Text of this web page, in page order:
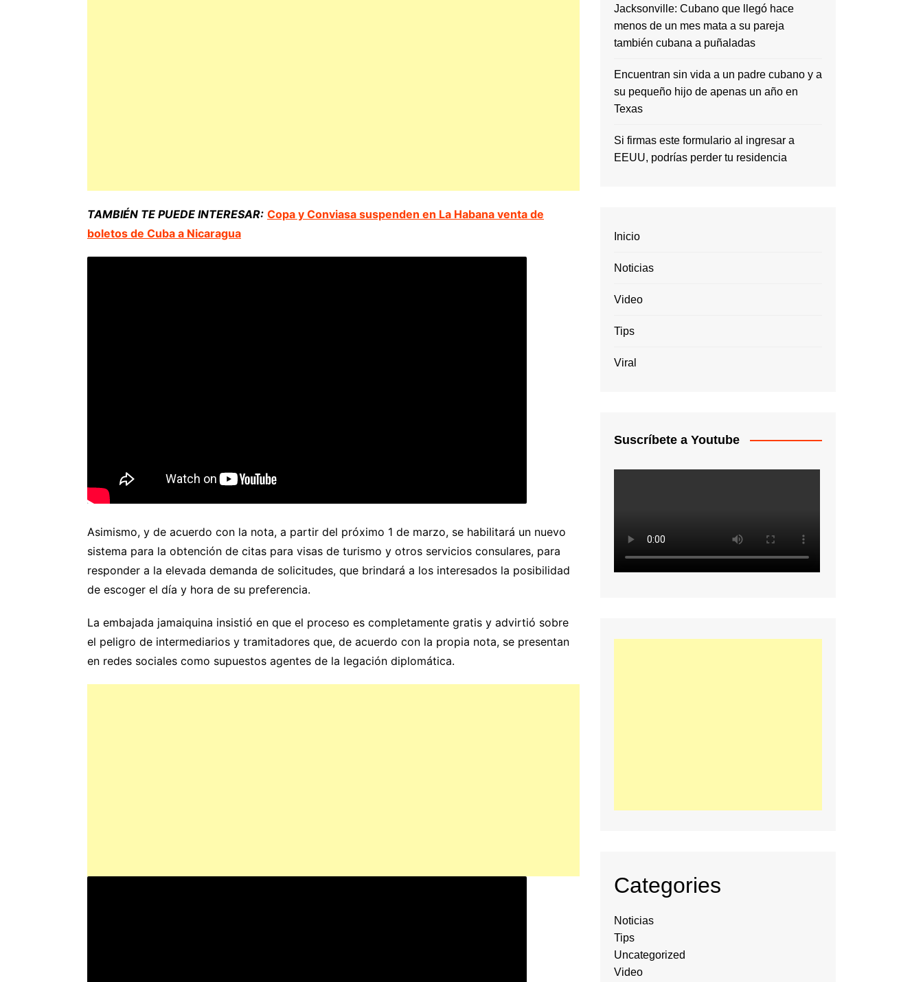
TAMBIÉN TE PUEDE INTERESAR: Copa y Conviasa suspenden en La Habana venta de
boletos de Cuba a Nicaragua
Asimismo, y de acuerdo con la nota, a partir del próximo 1 de marzo, se habilitará un nuevo
sistema para la obtención de citas para visas de turismo y otros servicios consulares, para
responder a la elevada demanda de solicitudes, que brindará a los interesados la posibilidad
de escoger el día y hora de su preferencia.
La embajada jamaiquina insistió en que el proceso es completamente gratis y advirtió sobre
el peligro de intermediarios y tramitadores que, de acuerdo con la propia nota, se presentan
en redes sociales como supuestos agentes de la legación diplomática.
Jacksonville: Cubano que llegó hace
menos de un mes mata a su pareja
también cubana a puñaladas
Encuentran sin vida a un padre cubano y a
su pequeño hijo de apenas un año en
Texas
Si firmas este formulario al ingresar a
EEUU, podrías perder tu residencia
Inicio
Noticias
Video
Tips
Viral
Suscríbete a Youtube
Categories
Noticias
Tips
Uncategorized
Video